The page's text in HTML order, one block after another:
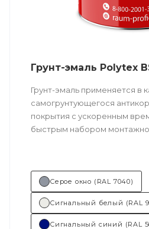
Грунт-эмаль Polytex
Грунт-эмаль применяется в
самогрунтующегося
покрытия с ускоренным
быстрым набором
Техническое описаниепо
Состав (тип связующего):
(полиуретановая).
Серое окно (RAL 7040)
Сигнальный белый (RAL
Сигнальный синий (RAL